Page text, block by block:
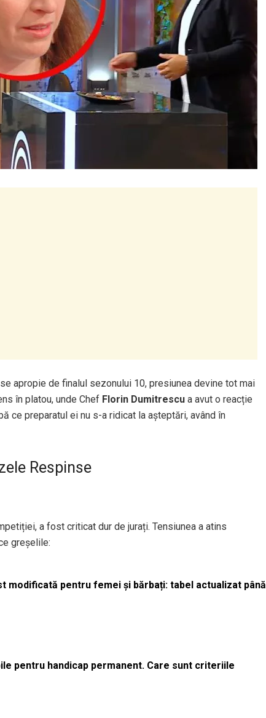
apropie de finalul sezonului 10, presiunea devine tot mai
în platou, unde Chef Florin Dumitrescu a avut o reacție
ce preparatul ei nu s-a ridicat la așteptări, având în
Respinse
a fost criticat dur de jurați. Tensiunea a atins
greșelile:
modificată pentru femei și bărbați: tabel actualizat până
pentru handicap permanent. Care sunt criteriile